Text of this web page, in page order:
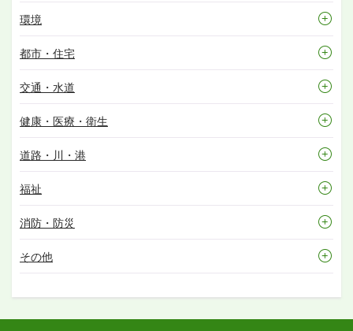
環境
都市・住宅
交通・水道
健康・医療・衛生
道路・川・港
福祉
消防・防災
その他